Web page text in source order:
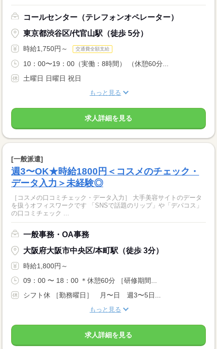
コールセンター（テレフォンオペレーター）
東京都渋谷区/代官山駅（徒歩 5分）
時給1,750円～ 交通費全額支給
10：00〜19：00（実働：8時間） （休憩60分...
土曜日 日曜日 祝日
もっと見る
求人詳細を見る
[一般派遣]
週3〜OK★時給1800円＜コスメのチェック・
データ入力＞未経験◎
［コスメの口コミチェック・データ入力］ 大手美容サイトのデータ
を扱うオフィスワークです 「SNSで話題のリップ」や「デパコス」
の口コミチェック ...
一般事務・OA事務
大阪府大阪市中央区/本町駅（徒歩 3分）
時給1,800円～
09：00 〜 18：00 ＊休憩60分 ［研修期間...
シフト休 ［勤務曜日］ 月〜日 週3〜5日...
もっと見る
求人詳細を見る